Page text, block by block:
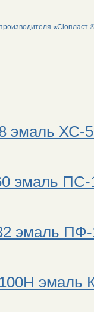
«Сіопласт
ХС-
эмаль ПС-
эмаль
эмаль